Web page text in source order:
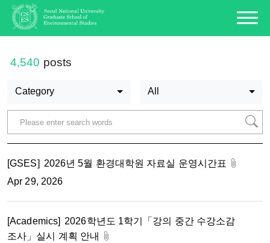
4,540 posts
Category All
[GSES] 2026년 5월 환경대학원 자료실 운영시간표
Apr 29, 2026
[Academics] 2026학년도 1학기「강의 중간 수강소감
조사」실시 계획 안내